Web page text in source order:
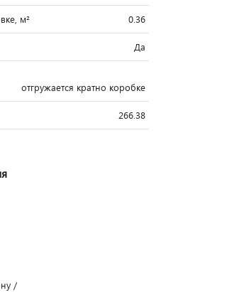
м² 0.36
Да
отгружается кратно коробке
266.38
/